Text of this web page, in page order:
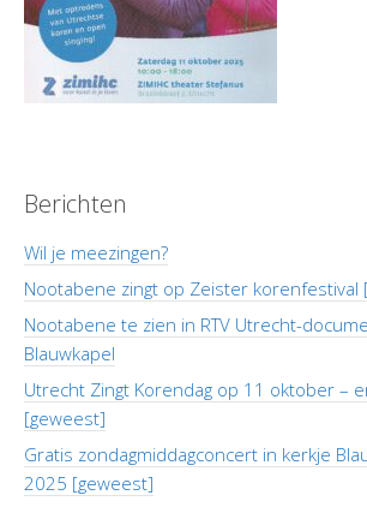
Berichten
Wil je meezingen?
Nootabene zingt op Zeister korenfestival
Nootabene te zien in RTV Utrecht-
Blauwkapel
Utrecht Zingt Korendag op 11 oktober –
[geweest]
Gratis zondagmiddagconcert in kerkje
2025 [geweest]